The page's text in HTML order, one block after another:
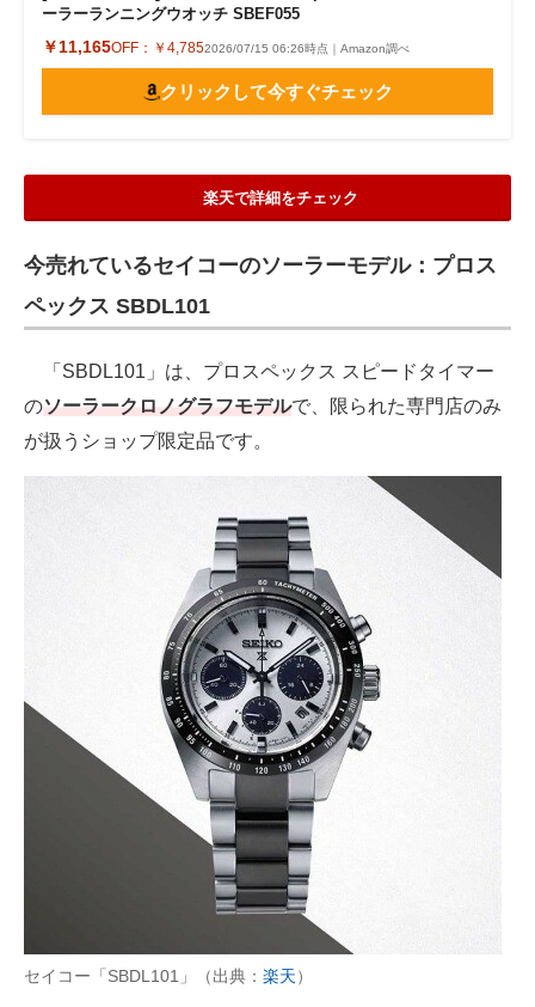
ーラーランニングウオッチ SBEF055
￥11,165OFF： ￥4,7852026/07/15 06:26時点｜Amazon調べ
クリックして今すぐチェック
楽天で詳細をチェック
今売れているセイコーのソーラーモデル：プロス
ペックス SBDL101
「SBDL101」は、プロスペックス スピードタイマー
のソーラークロノグラフモデルで、限られた専門店のみ
が扱うショップ限定品です。
セイコー「SBDL101」（出典： 楽天）